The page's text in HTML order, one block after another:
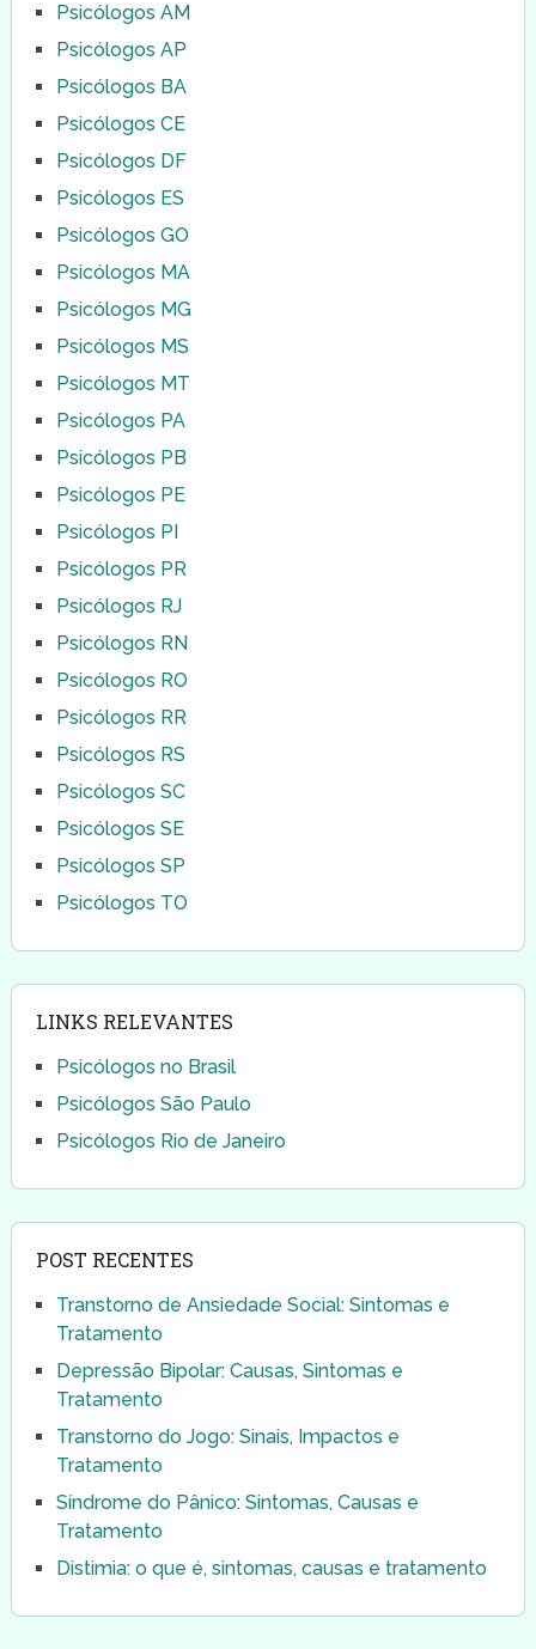
Psicólogos AM
Psicólogos AP
Psicólogos BA
Psicólogos CE
Psicólogos DF
Psicólogos ES
Psicólogos GO
Psicólogos MA
Psicólogos MG
Psicólogos MS
Psicólogos MT
Psicólogos PA
Psicólogos PB
Psicólogos PE
Psicólogos PI
Psicólogos PR
Psicólogos RJ
Psicólogos RN
Psicólogos RO
Psicólogos RR
Psicólogos RS
Psicólogos SC
Psicólogos SE
Psicólogos SP
Psicólogos TO
LINKS RELEVANTES
Psicólogos no Brasil
Psicólogos São Paulo
Psicólogos Rio de Janeiro
POST RECENTES
Transtorno de Ansiedade Social: Sintomas e
Tratamento
Depressão Bipolar: Causas, Sintomas e
Tratamento
Transtorno do Jogo: Sinais, Impactos e
Tratamento
Síndrome do Pânico: Sintomas, Causas e
Tratamento
Distimia: o que é, sintomas, causas e tratamento